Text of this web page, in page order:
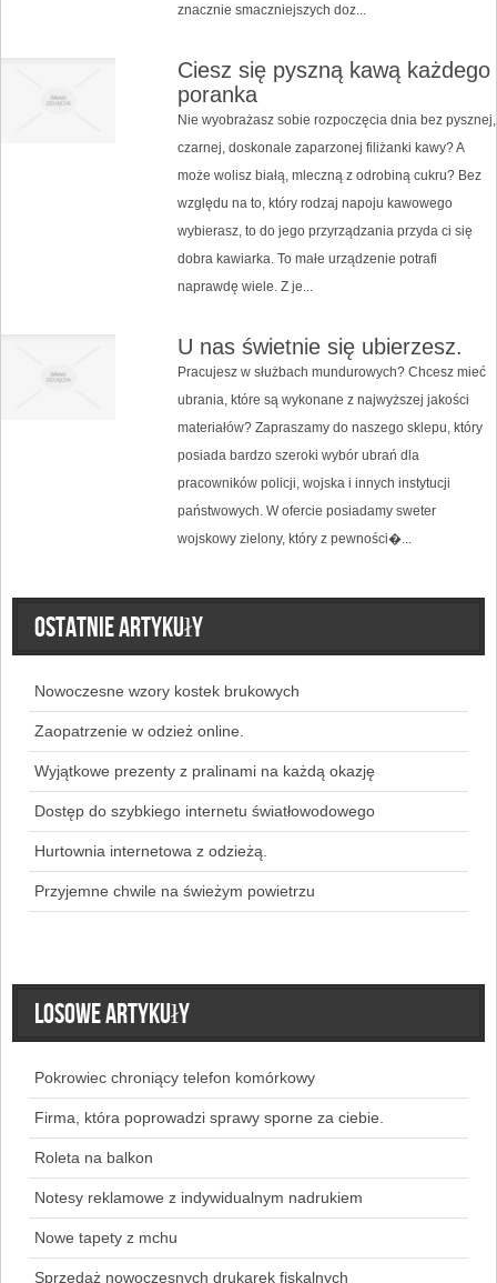
znacznie smaczniejszych doz...
Ciesz się pyszną kawą każdego
poranka
Nie wyobrażasz sobie rozpoczęcia dnia bez pysznej,
czarnej, doskonale zaparzonej filiżanki kawy? A
może wolisz białą, mleczną z odrobiną cukru? Bez
względu na to, który rodzaj napoju kawowego
wybierasz, to do jego przyrządzania przyda ci się
dobra kawiarka. To małe urządzenie potrafi
naprawdę wiele. Z je...
U nas świetnie się ubierzesz.
Pracujesz w służbach mundurowych? Chcesz mieć
ubrania, które są wykonane z najwyższej jakości
materiałów? Zapraszamy do naszego sklepu, który
posiada bardzo szeroki wybór ubrań dla
pracowników policji, wojska i innych instytucji
państwowych. W ofercie posiadamy sweter
wojskowy zielony, który z pewności�...
Ostatnie artykuły
Nowoczesne wzory kostek brukowych
Zaopatrzenie w odzież online.
Wyjątkowe prezenty z pralinami na każdą okazję
Dostęp do szybkiego internetu światłowodowego
Hurtownia internetowa z odzieżą.
Przyjemne chwile na świeżym powietrzu
Losowe artykuły
Pokrowiec chroniący telefon komórkowy
Firma, która poprowadzi sprawy sporne za ciebie.
Roleta na balkon
Notesy reklamowe z indywidualnym nadrukiem
Nowe tapety z mchu
Sprzedaż nowoczesnych drukarek fiskalnych